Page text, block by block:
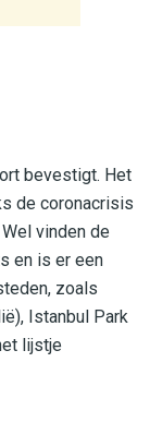
bevestigt. Het
de coronacrisis
vinden de
en is er een
zoals
Istanbul Park
lijstje